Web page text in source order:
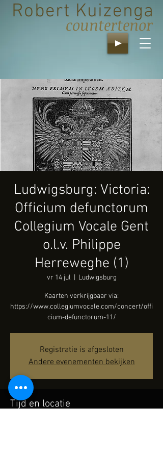
Robert Kuizenga
countertenor
Ludwigsburg: Victoria:
Officium defunctorum
Collegium Vocale Gent
o.l.v. Philippe
Herreweghe (1)
vr 14 jul Ludwigsburg
Kaarten verkrijgbaar via:
https://www.collegiumvocale.com/concert/offi
cium-defunctorum-11/
Registratie is afgesloten
Andere evenementen bekijken
Tijd en locatie